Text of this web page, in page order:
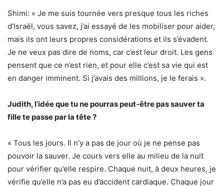
Shimi: « Je me suis tournée vers presque tous les riches
d’Israël, vous savez, j’ai essayé de les mobiliser pour aider,
mais ils ont leurs propres considérations et ils s’évadent.
Je ne veux pas dire de noms, car c’est leur droit. Les gens
pensent que ce n’est rien, et pour elle c’est sa vie qui est
en danger imminent. Si j’avais des millions, je le ferais ».
Judith, l’idée que tu ne pourras peut-être pas sauver ta
fille te passe par la tête ?
« Tous les jours. Il n’y a pas de jour où je ne pense pas
pouvoir la sauver. Je cours vers elle au milieu de la nuit
pour vérifier qu’elle respire. Chaque nuit, à deux heures, je
vérifie qu’elle n’a pas eu d’accident cardiaque. Chaque jour